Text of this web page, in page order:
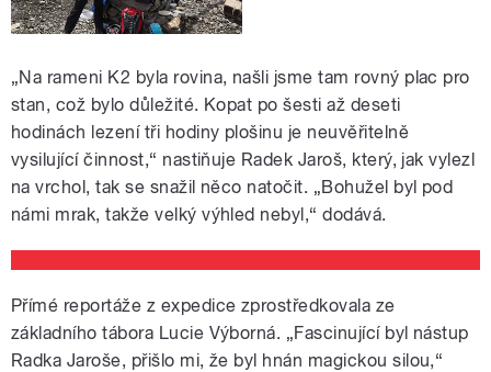
„Na rameni K2 byla rovina, našli jsme tam rovný plac pro
stan, což bylo důležité. Kopat po šesti až deseti
hodinách lezení tři hodiny plošinu je neuvěřitelně
vysilující činnost,“ nastiňuje Radek Jaroš, který, jak vylezl
na vrchol, tak se snažil něco natočit. „Bohužel byl pod
námi mrak, takže velký výhled nebyl,“ dodává.
Přímé reportáže z expedice zprostředkovala ze
základního tábora Lucie Výborná. „Fascinující byl nástup
Radka Jaroše, přišlo mi, že byl hnán magickou silou,“